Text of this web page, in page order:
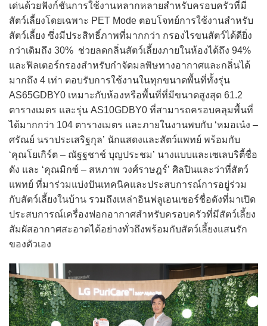
เด่นด้วยฟังก์ชันการใช้งานหลากหลายสำหรับครอบครัวที่มี
สัตว์เลี้ยงโดยเฉพาะ PET Mode ตอบโจทย์การใช้งานสำหรับ
สัตว์เลี้ยง ซึ่งมีประสิทธิ์ภาพที่มากกว่า กรองไรขนสัตว์ได้ดียิ่ง
กว่าเดิมถึง 30% ช่วยลดกลิ่นสัตว์เลี้ยงภายในห้องได้ถึง 94%
และฟิลเตอร์กรองสำหรับกำจัดมลพิษทางอากาศและกลิ่นได้
มากถึง 4 เท่า ตอบรับการใช้งานในทุกขนาดพื้นที่ทั้งรุ่น
AS65GDBY0 เหมาะกับห้องหรือพื้นที่ที่มีขนาดสูงสุด 61.2
ตารางเมตร และรุ่น AS10GDBY0 ที่สามารถครอบคลุมพื้นที่
ได้มากกว่า 104 ตารางเมตร และภายในงานพบกับ ‘หมอเน๋ง –
ศรัณย์ นราประเสริฐกุล’ นักแสดงและสัตว์แพทย์ พร้อมกับ
‘คุณโยเกิร์ต – ณัฐฐชาช์ บุญประชม’ นางแบบและเซเลบริตี้ชื่อ
ดัง และ ‘คุณมิกซ์ – สหภาพ วงศ์ราษฎร์’ ศิลปินและว่าที่สัตว์
แพทย์ ที่มาร่วมแบ่งปันเทคนิคและประสบการณ์การอยู่ร่วม
กับสัตว์เลี้ยงในบ้าน รวมถึงเหล่าอินฟลูเอนเซอร์ชื่อดังที่มาเปิด
ประสบการณ์เครื่องฟอกอากาศสำหรับครอบครัวที่มีสัตว์เลี้ยง
สัมผัสอากาศสะอาดได้อย่างทั่วถึงพร้อมกับสัตว์เลี้ยงแสนรัก
ของตัวเอง